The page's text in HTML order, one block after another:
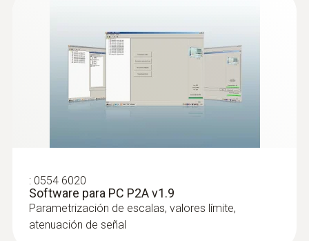
: 0554 6020
Software para PC P2A v1.9
Parametrización de escalas, valores límite,
atenuación de señal